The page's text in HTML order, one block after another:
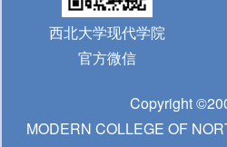
西北大学现代学院
官方微信
Copyright
MODERN COLLEGE OF